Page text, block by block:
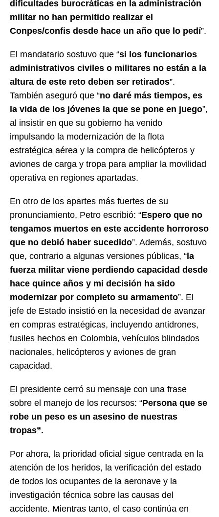
dificultades burocráticas en la administración
militar no han permitido realizar el
Conpes/confis desde hace un año que lo pedí”.
El mandatario sostuvo que “si los funcionarios
administrativos civiles o militares no están a la
altura de este reto deben ser retirados”.
También aseguró que “no daré más tiempos, es
la vida de los jóvenes la que se pone en juego”,
al insistir en que su gobierno ha venido
impulsando la modernización de la flota
estratégica aérea y la compra de helicópteros y
aviones de carga y tropa para ampliar la movilidad
operativa en regiones apartadas.
En otro de los apartes más fuertes de su
pronunciamiento, Petro escribió: “Espero que no
tengamos muertos en este accidente horroroso
que no debió haber sucedido”. Además, sostuvo
que, contrario a algunas versiones públicas, “la
fuerza militar viene perdiendo capacidad desde
hace quince años y mi decisión ha sido
modernizar por completo su armamento”. El
jefe de Estado insistió en la necesidad de avanzar
en compras estratégicas, incluyendo antidrones,
fusiles hechos en Colombia, vehículos blindados
nacionales, helicópteros y aviones de gran
capacidad.
El presidente cerró su mensaje con una frase
sobre el manejo de los recursos: “Persona que se
robe un peso es un asesino de nuestras
tropas”.
Por ahora, la prioridad oficial sigue centrada en la
atención de los heridos, la verificación del estado
de todos los ocupantes de la aeronave y la
investigación técnica sobre las causas del
accidente. Mientras tanto, el caso continúa en